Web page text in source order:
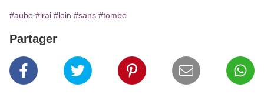
#aube #irai #loin #sans #tombe
Partager